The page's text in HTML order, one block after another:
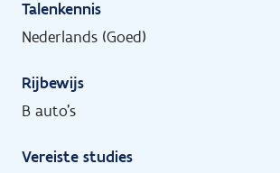
Talenkennis
Nederlands (Goed)
Rijbewijs
B auto's
Vereiste studies